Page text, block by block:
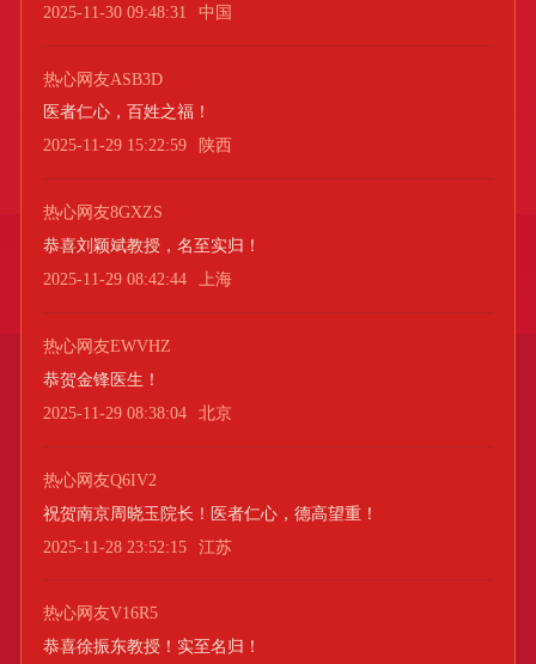
2025-11-30 09:48:31
中国
热心网友ASB3D
医者仁心，百姓之福！
2025-11-29 15:22:59
陕西
热心网友8GXZS
恭喜刘颖斌教授，名至实归！
2025-11-29 08:42:44
上海
热心网友EWVHZ
恭贺金锋医生！
2025-11-29 08:38:04
北京
热心网友Q6IV2
祝贺南京周晓玉院长！医者仁心，德高望重！
2025-11-28 23:52:15
江苏
热心网友V16R5
恭喜徐振东教授！实至名归！